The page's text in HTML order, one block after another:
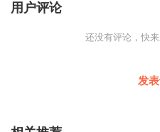
用户评论
还没有评论，快
发